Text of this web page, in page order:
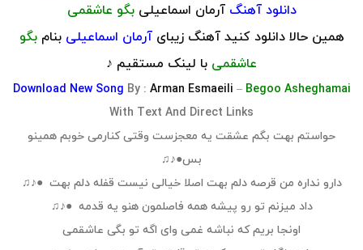
دانلود آهنگآرمان اسماعیلی بگو عاشقمی
همین حالا دانلود کنید آهنگ زیبای آرمان اسماعیلی بنامبگو
عاشقمی با لینک مستقیم ♪
Download New Song By : Arman Esmaeili – Begoo Asheghamai
With Text And Direct Links
حواستم بهت بگم عشقت یه معجزست وقتی کنارمی خوبم همینو
بس●♪♫
دارو نداره من قرصه دلم بهت اصلا خیالی نیست قفله دلم بهت ●♪♫
داد میزنم تو رو پیشه همه فاصلمون هنو یه قدمه ●♪♫
اونجا بریم که نباشه غمی وای اگه تو بگی عاشقمی